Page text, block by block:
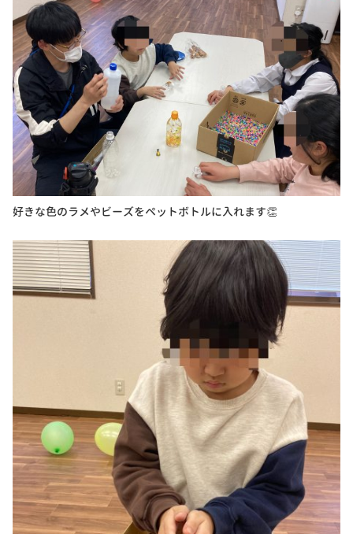
好きな色のラメやビーズをペットボトルに入れます👏